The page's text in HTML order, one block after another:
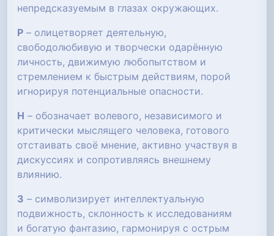
непредсказуемым в глазах окружающих.
Р – олицетворяет деятельную,
свободолюбивую и творчески одарённую
личность, движимую любопытством и
стремлением к быстрым действиям, порой
игнорируя потенциальные опасности.
Н – обозначает волевого, независимого и
критически мыслящего человека, готового
отстаивать своё мнение, активно участвуя в
дискуссиях и сопротивляясь внешнему
влиянию.
З – символизирует интеллектуальную
подвижность, склонность к исследованиям
и богатую фантазию, гармонируя с острым